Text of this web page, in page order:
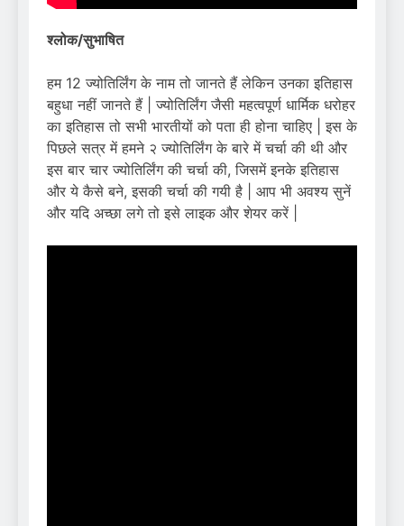
श्लोक/सुभाषित
हम 12 ज्योतिर्लिंग के नाम तो जानते हैं लेकिन उनका इतिहास
बहुधा नहीं जानते हैं | ज्योतिर्लिंग जैसी महत्वपूर्ण धार्मिक धरोहर
का इतिहास तो सभी भारतीयों को पता ही होना चाहिए | इस के
पिछले सत्र में हमने २ ज्योतिर्लिंग के बारे में चर्चा की थी और
इस बार चार ज्योतिर्लिंग की चर्चा की, जिसमें इनके इतिहास
और ये कैसे बने, इसकी चर्चा की गयी है | आप भी अवश्य सुनें
और यदि अच्छा लगे तो इसे लाइक और शेयर करें |